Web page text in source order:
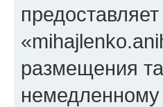
размещения